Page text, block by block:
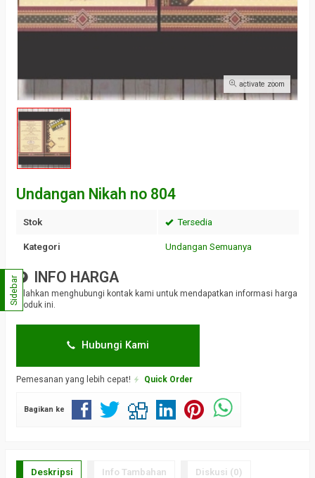
activate zoom
Undangan Nikah no 804
Stok Tersedia
Kategori Undangan Semuanya
INFO HARGA
Silahkan menghubungi kontak kami untuk mendapatkan informasi harga
produk ini.
Hubungi Kami
Pemesanan yang lebih cepat! Quick Order
Bagikan ke
Deskripsi Info Tambahan Diskusi (0)
Sidebar